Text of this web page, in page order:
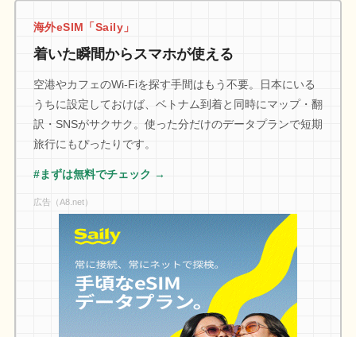
海外eSIM「Saily」
着いた瞬間からスマホが使える
空港やカフェのWi-Fiを探す手間はもう不要。日本にいる
うちに設定しておけば、ベトナム到着と同時にマップ・翻
訳・SNSがサクサク。使った分だけのデータプランで短期
旅行にもぴったりです。
#まずは無料でチェック →
広告（A8.net）